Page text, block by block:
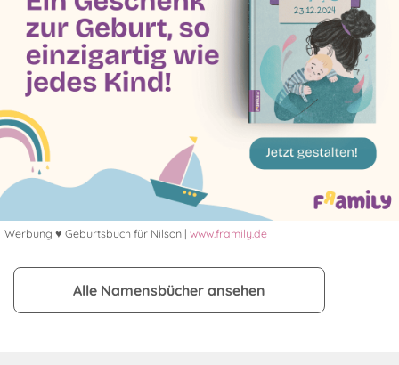
Werbung ♥ Geburtsbuch für Nilson | www.framily.de
Alle Namensbücher ansehen